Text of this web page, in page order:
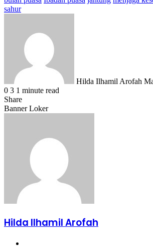
sahur
Hilda Ilhamil Arofah
0 3 1 minute read
Share
Facebook
X
LinkedIn
WhatsApp
Share
Banner Loker
Hilda Ilhamil Arofah